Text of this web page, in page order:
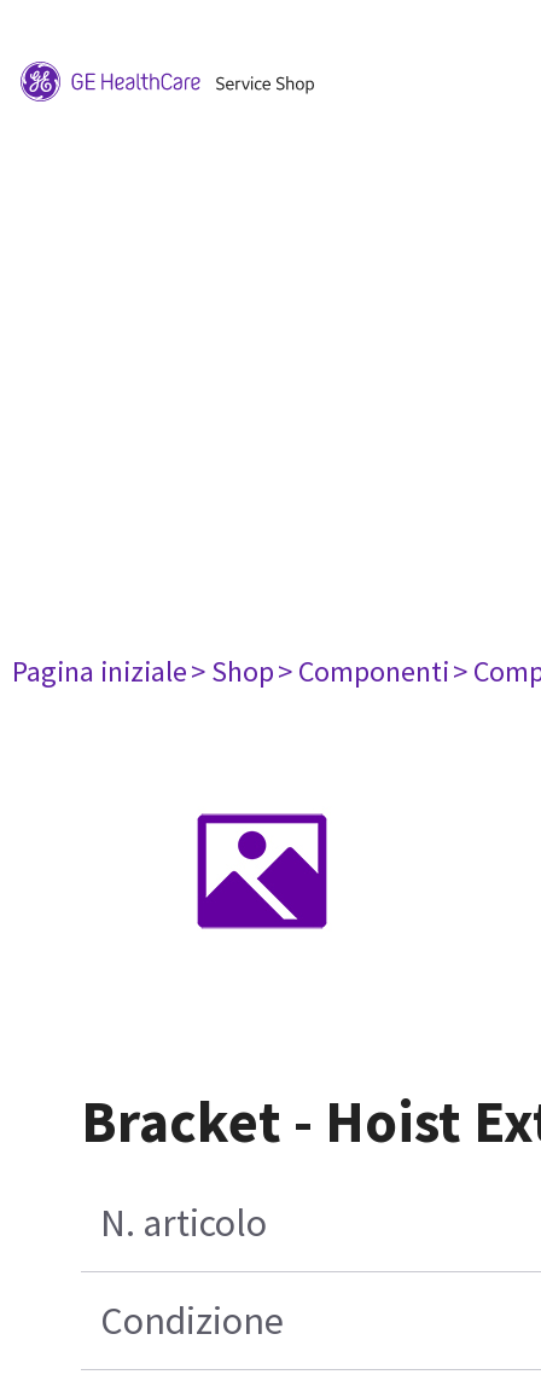
Pagina iniziale> Shop> Componenti>
Bracket - Hoist
N. articolo
Condizione